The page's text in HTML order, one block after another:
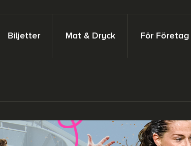
Biljetter Mat & Dryck För Företag